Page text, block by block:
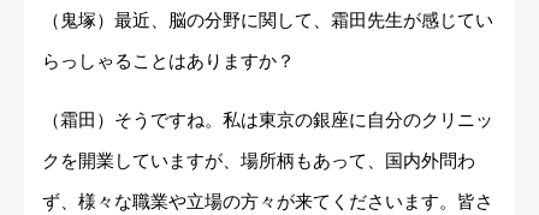
（鬼塚）最近、脳の分野に関して、霜田先生が感じてい
らっしゃることはありますか？
（霜田）そうですね。私は東京の銀座に自分のクリニッ
クを開業していますが、場所柄もあって、国内外問わ
ず、様々な職業や立場の方々が来てくださいます。皆さ